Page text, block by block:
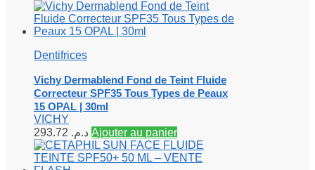
Dentifrices
Vichy Dermablend Fond de Teint Fluide
Correcteur SPF35 Tous Types de Peaux
15 OPAL | 30ml
VICHY
د.م. Ajouter au panier